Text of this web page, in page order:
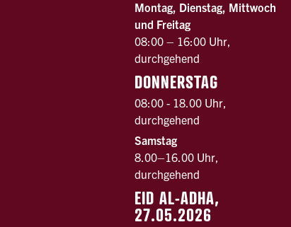
Montag, Dienstag, Mittwoch
und Freitag
08:00 – 16:00 Uhr,
durchgehend
DONNERSTAG
08:00 - 18.00 Uhr,
durchgehend
Samstag
8.00–16.00 Uhr,
durchgehend
EID AL-ADHA,
27.05.2026